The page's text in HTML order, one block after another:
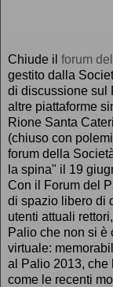
Chiude il forum
gestito dalla
di discussione sul
altre piattaforme
Rione Santa
(chiuso con
forum della
la spina" il 19
Con il Forum del
di spazio libero di
utenti attuali
Palio che non si è
virtuale:
al Palio 2013, che
come le recenti